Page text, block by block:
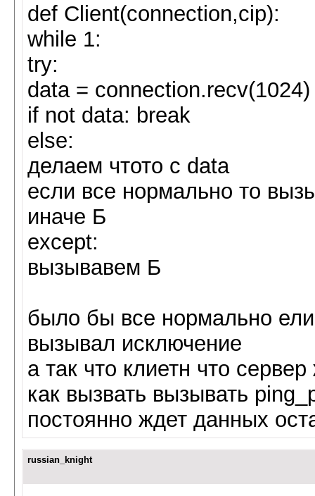
def Client(connection,cip):
while 1:
try:
data = connection.recv(1024)
if not data: break
else:
делаем чтото с data
если все нормально то
иначе Б
except:
вызывавем Б
было бы все нормально
вызывал исключение
а так что клиетн что
как вызвать вызывать
постоянно ждет данных
russian_knight